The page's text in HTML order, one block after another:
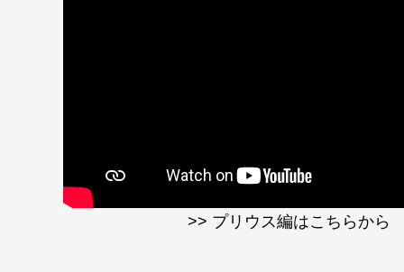
>> プリウス編はこちらから